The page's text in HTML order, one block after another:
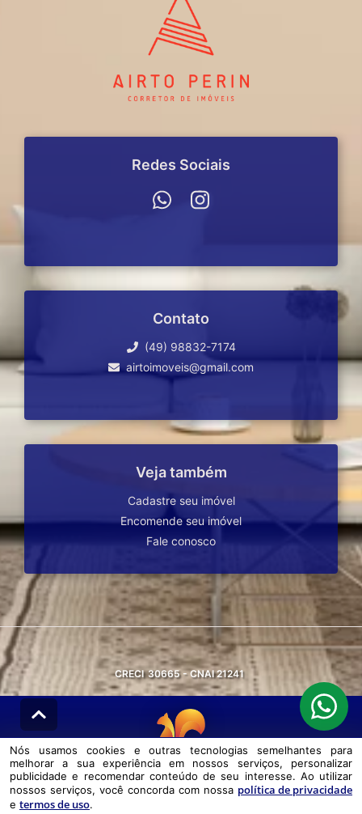
Redes Sociais
Contato
(49) 98832-7174
airtoimoveis@gmail.com
Veja também
Cadastre seu imóvel
Encomende seu imóvel
Fale conosco
CRECI 30665 - CNAI 21241
© DESENVOLVIDO PELAAGIL.NET
Nós usamos cookies e outras tecnologias semelhantes para melhorar a
sua experiência em nossos serviços, personalizar publicidade e
Nós usamos cookies e outras tecnologias semelhantes para
melhorar a sua experiência em nossos serviços, personalizar
publicidade e recomendar conteúdo de seu interesse. Ao utilizar
nossos serviços, você concorda com nossa política de privacidade
e termos de uso.